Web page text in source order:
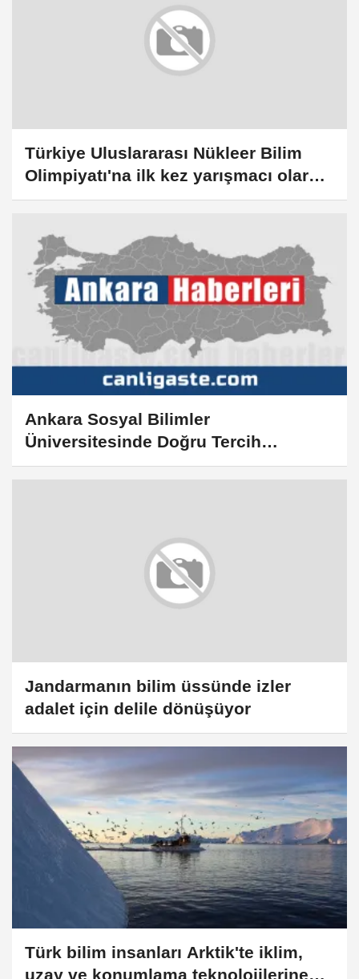
Türkiye Uluslararası Nükleer Bilim
Olimpiyatı'na ilk kez yarışmacı olarak
katılacak
Ankara Sosyal Bilimler
Üniversitesinde Doğru Tercih
Buluşması programı düzenlendi
Jandarmanın bilim üssünde izler
adalet için delile dönüşüyor
Türk bilim insanları Arktik'te iklim,
uzay ve konumlama teknolojilerine